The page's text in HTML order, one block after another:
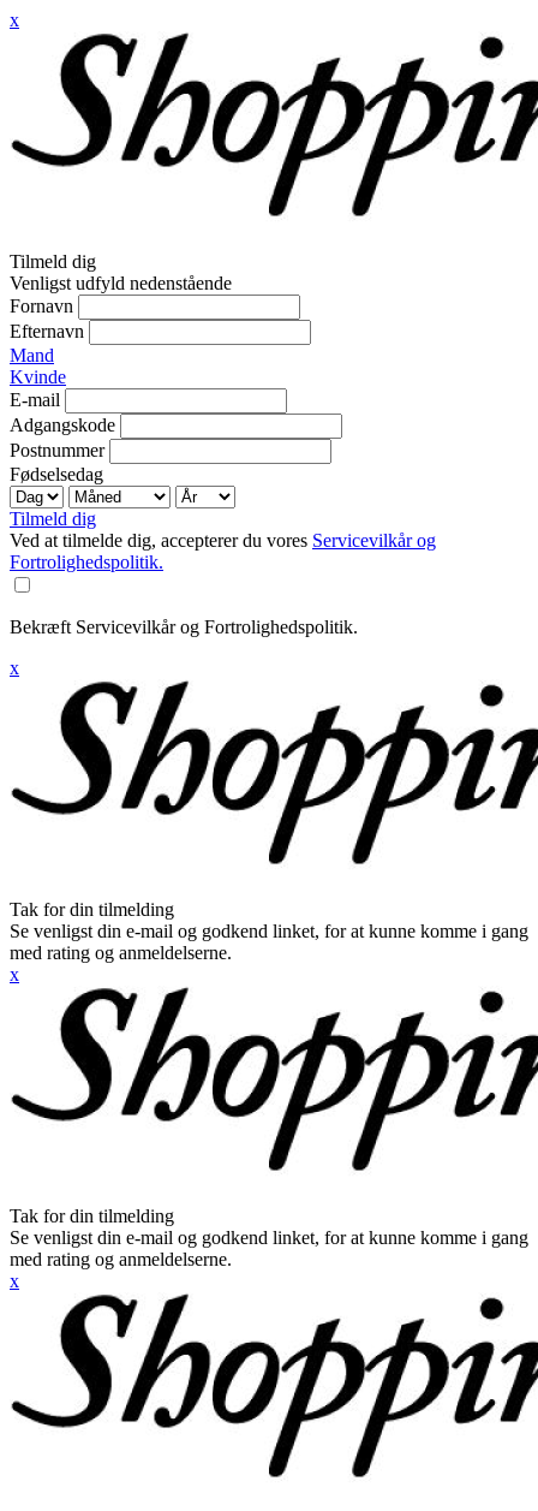
x
Tilmeld dig
Venligst udfyld nedenstående
Fornavn
Efternavn
Mand
Kvinde
E-mail
Adgangskode
Postnummer
Fødselsedag
Tilmeld dig
Ved at tilmelde dig, accepterer du vores Servicevilkår og
Fortrolighedspolitik.
Bekræft Servicevilkår og Fortrolighedspolitik.
x
Tak for din tilmelding
Se venligst din e-mail og godkend linket, for at kunne komme i gang
med rating og anmeldelserne.
x
Tak for din tilmelding
Se venligst din e-mail og godkend linket, for at kunne komme i gang
med rating og anmeldelserne.
x